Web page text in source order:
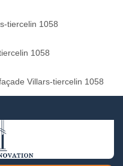
tiercelin 1058
1058
Villars-tiercelin 1058